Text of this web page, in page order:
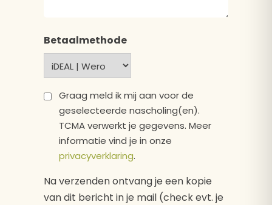
Betaalmethode
Privacy
Graag meld ik mij aan voor de
geselecteerde nascholing(en).
TCMA verwerkt je gegevens. Meer
informatie vind je in onze
privacyverklaring.
Na verzenden ontvang je een kopie
van dit bericht in je mail (check evt. je